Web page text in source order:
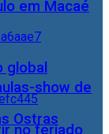
show de
Ostras
em Macaé
global
no feriado